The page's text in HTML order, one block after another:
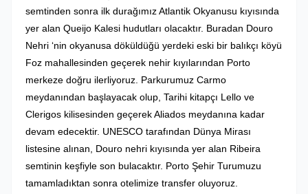
semtinden sonra ilk durağımız Atlantik Okyanusu kıyısında
yer alan Queijo Kalesi hudutları olacaktır. Buradan Douro
Nehri ‘nin okyanusa döküldüğü yerdeki eski bir balıkçı köyü
Foz mahallesinden geçerek nehir kıyılarından Porto
merkeze doğru ilerliyoruz. Parkurumuz Carmo
meydanından başlayacak olup, Tarihi kitapçı Lello ve
Clerigos kilisesinden geçerek Aliados meydanına kadar
devam edecektir. UNESCO tarafından Dünya Mirası
listesine alınan, Douro nehri kıyısında yer alan Ribeira
semtinin keşfiyle son bulacaktır. Porto Şehir Turumuzu
tamamladıktan sonra otelimize transfer oluyoruz.